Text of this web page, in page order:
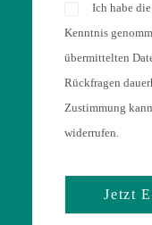
Ich habe
Kenntnis
übermittelten
Rückfragen
Zustimmung
widerrufen.